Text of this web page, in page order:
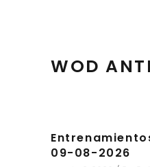
WOD
09-08-2026